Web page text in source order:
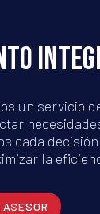
un servicio
cada
la